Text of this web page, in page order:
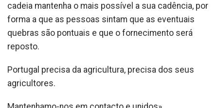
cadeia mantenha o mais possível a sua cadência, por
forma a que as pessoas sintam que as eventuais
quebras são pontuais e que o fornecimento será
reposto.
Portugal precisa da agricultura, precisa dos seus
agricultores.